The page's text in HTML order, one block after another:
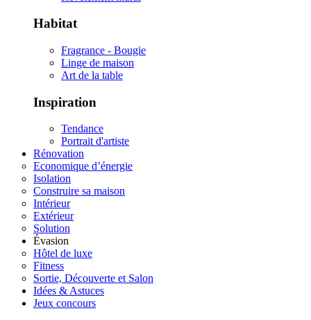
Habitat
Fragrance - Bougie
Linge de maison
Art de la table
Inspiration
Tendance
Portrait d'artiste
Rénovation
Economique d’énergie
Isolation
Construire sa maison
Intérieur
Extérieur
Solution
Évasion
Hôtel de luxe
Fitness
Sortie, Découverte et Salon
Idées & Astuces
Jeux concours